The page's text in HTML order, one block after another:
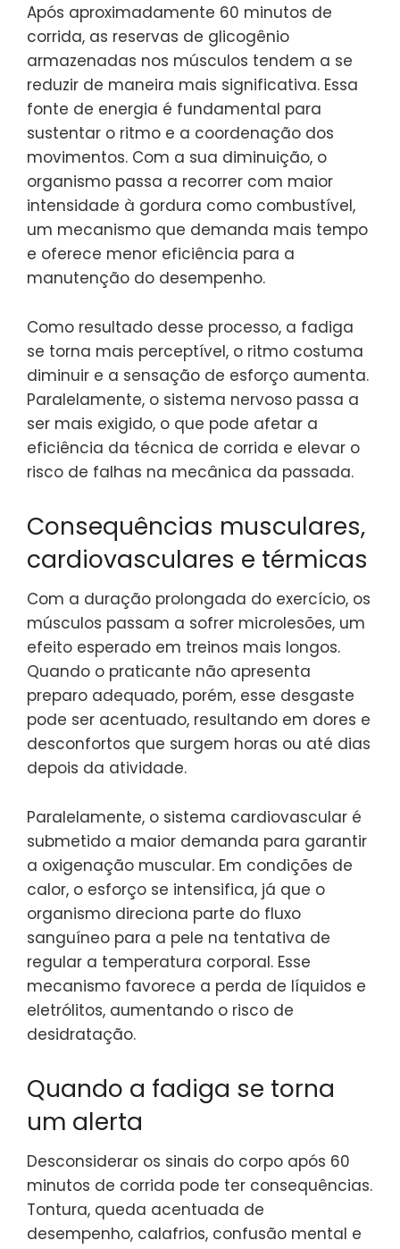
Após aproximadamente 60 minutos de
corrida, as reservas de glicogênio
armazenadas nos músculos tendem a se
reduzir de maneira mais significativa. Essa
fonte de energia é fundamental para
sustentar o ritmo e a coordenação dos
movimentos. Com a sua diminuição, o
organismo passa a recorrer com maior
intensidade à gordura como combustível,
um mecanismo que demanda mais tempo
e oferece menor eficiência para a
manutenção do desempenho.
Como resultado desse processo, a fadiga
se torna mais perceptível, o ritmo costuma
diminuir e a sensação de esforço aumenta.
Paralelamente, o sistema nervoso passa a
ser mais exigido, o que pode afetar a
eficiência da técnica de corrida e elevar o
risco de falhas na mecânica da passada.
Consequências musculares,
cardiovasculares e térmicas
Com a duração prolongada do exercício, os
músculos passam a sofrer microlesões, um
efeito esperado em treinos mais longos.
Quando o praticante não apresenta
preparo adequado, porém, esse desgaste
pode ser acentuado, resultando em dores e
desconfortos que surgem horas ou até dias
depois da atividade.
Paralelamente, o sistema cardiovascular é
submetido a maior demanda para garantir
a oxigenação muscular. Em condições de
calor, o esforço se intensifica, já que o
organismo direciona parte do fluxo
sanguíneo para a pele na tentativa de
regular a temperatura corporal. Esse
mecanismo favorece a perda de líquidos e
eletrólitos, aumentando o risco de
desidratação.
Quando a fadiga se torna
um alerta
Desconsiderar os sinais do corpo após 60
minutos de corrida pode ter consequências.
Tontura, queda acentuada de
desempenho, calafrios, confusão mental e